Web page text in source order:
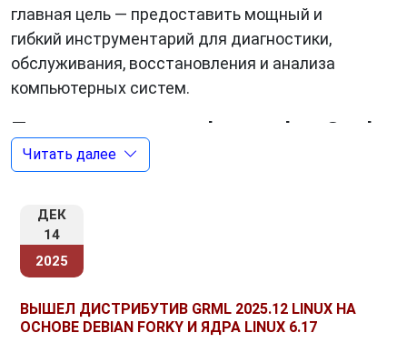
главная цель — предоставить мощный и
гибкий инструментарий для диагностики,
обслуживания, восстановления и анализа
компьютерных систем.
Происхождение и философия Grml
Grml появился в начале 2000-х годов как
задачи администрирования Linux-систем. В
основе дистрибутива лежит
что обеспечивает стабильность,
экосистеме пакетов.
Читать далее
ДЕК
14
2025
ВЫШЕЛ ДИСТРИБУТИВ GRML 2025.12 LINUX НА
ОСНОВЕ DEBIAN FORKY И ЯДРА LINUX 6.17